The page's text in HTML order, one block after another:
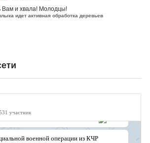
Вам и хвала! Молодцы!
идет активная обработка деревьев